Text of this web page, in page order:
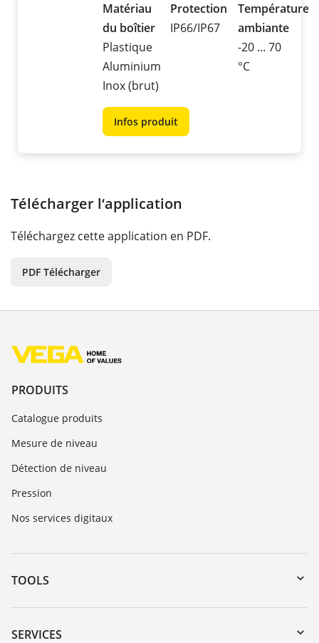
Matériau
du boîtier
Plastique
Aluminium
Inox (brut)
Protection
IP66/IP67
Température
ambiante
-20 ... 70
°C
Infos produit
Télécharger l‘application
Téléchargez cette application en PDF.
PDF Télécharger
PRODUITS
Catalogue produits
Mesure de niveau
Détection de niveau
Pression
Nos services digitaux
TOOLS
Téléchargements
Recherche par numéro de série
SERVICES